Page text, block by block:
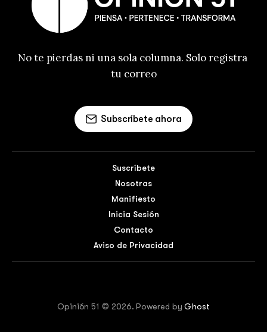
No te pierdas ni una sola columna. Solo registra
tu correo
Subscríbete ahora
Suscríbete
Nosotras
Manifiesto
Inicia Sesión
Contacto
Aviso de Privacidad
Opinión 51 © 2026. Powered byGhost